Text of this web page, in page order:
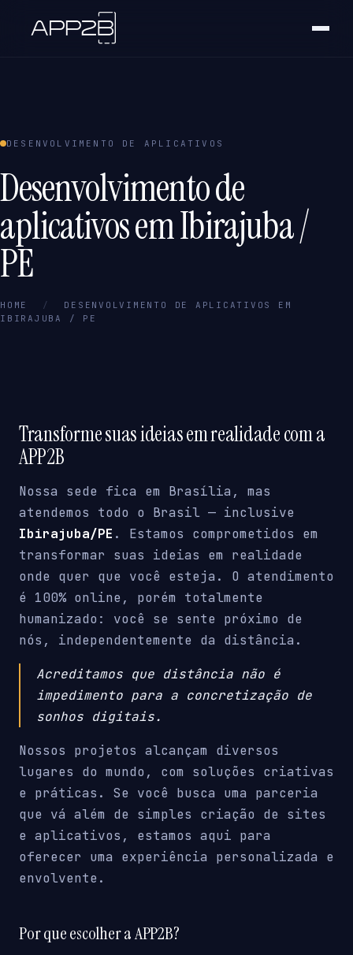
DESENVOLVIMENTO DE APLICATIVOS
Desenvolvimento de
aplicativos em Ibirajuba /
PE
HOME /
DESENVOLVIMENTO DE APLICATIVOS EM
IBIRAJUBA / PE
Transforme suas ideias em realidade com a
APP2B
Nossa sede fica em Brasília, mas
atendemos todo o Brasil — inclusive
Ibirajuba/PE . Estamos comprometidos em
transformar suas ideias em realidade
onde quer que você esteja. O atendimento
é 100% online, porém totalmente
humanizado: você se sente próximo de
nós, independentemente da distância.
Acreditamos que distância não é
impedimento para a concretização de
sonhos digitais.
Nossos projetos alcançam diversos
lugares do mundo, com soluções criativas
e práticas. Se você busca uma parceria
que vá além de simples criação de sites
e aplicativos, estamos aqui para
oferecer uma experiência personalizada e
envolvente.
Por que escolher a APP2B?